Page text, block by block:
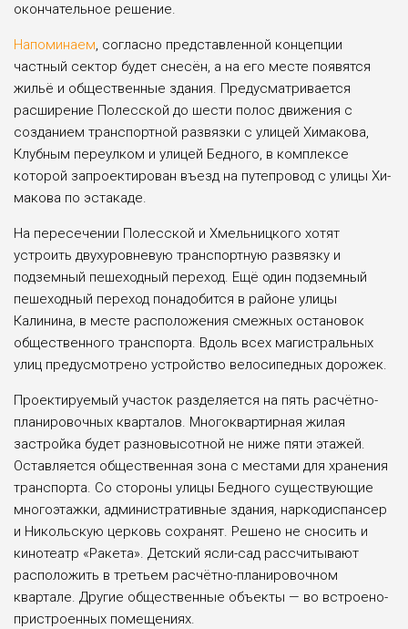
окончательное решение.
Напоминаем, согласно представлен­ной концепции
частный сектор будет снесён, а на его месте появятся
жильё и общественные здания. Предусматри­вается
расширение Полесской до ше­сти полос движения с
созданием транс­портной развязки с улицей Химакова,
Клубным переулком и улицей Бедно­го, в комплексе
которой запроектиро­ван въезд на путепровод с улицы Хи­
макова по эстакаде.
На пересечении Полесской и Хмель­ницкого хотят
устроить двухуровневую транспортную развязку и
подземный пешеходный переход. Ещё один под­земный
пешеходный переход понадо­бится в районе улицы
Калинина, в ме­сте расположения смежных остановок
общественного транспорта. Вдоль всех магистральных
улиц предусмотрено устройство велосипедных дорожек.
Проектируемый участок разделяет­ся на пять расчётно-
планировочных кварталов. Многоквартирная жилая
застройка будет разновысотной не ниже пяти этажей.
Оставляется об­щественная зона с местами для хра­нения
транспорта. Со стороны ули­цы Бедного существующие
много­этажки, административные здания, наркодиспансер
и Никольскую цер­ковь сохранят. Решено не сносить и
кинотеатр «Ракета». Детский ясли-сад рассчитывают
расположить в третьем расчётно-планировочном
квартале. Другие общественные объекты — во встроено-
пристроенных помещениях.